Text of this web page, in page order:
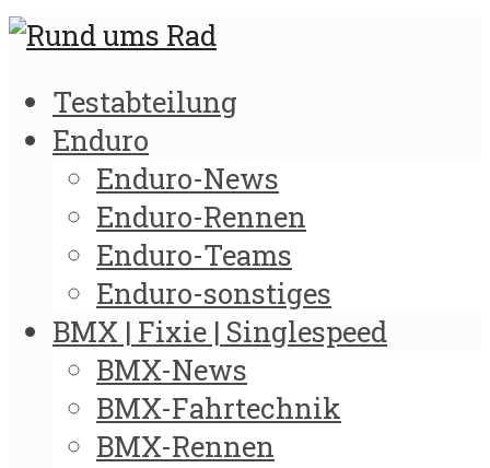
Testabteilung
Enduro
Enduro-News
Enduro-Rennen
Enduro-Teams
Enduro-sonstiges
BMX | Fixie | Singlespeed
BMX-News
BMX-Fahrtechnik
BMX-Rennen